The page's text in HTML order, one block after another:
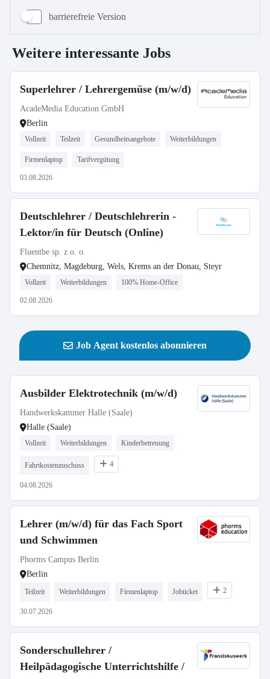
barrierefreie Version
Weitere interessante Jobs
Superlehrer / Lehrergemüse (m/w/d)
AcadeMedia Education GmbH
Berlin
Vollzeit Teilzeit Gesundheitsangebote Weiterbildungen
Firmenlaptop Tarifvergütung
03.08.2026
Deutschlehrer / Deutschlehrerin -
Lektor/in für Deutsch (Online)
Fluentbe sp. z o. o.
Chemnitz, Magdeburg, Wels, Krems an der Donau, Steyr
Vollzeit Weiterbildungen 100% Home-Office
02.08.2026
Job Agent kostenlos abonnieren
Ausbilder Elektrotechnik (m/w/d)
Handwerkskammer Halle (Saale)
Halle (Saale)
Vollzeit Weiterbildungen Kinderbetreuung
Fahrtkostenzuschuss 4
04.08.2026
Lehrer (m/w/d) für das Fach Sport
und Schwimmen
Phorms Campus Berlin
Berlin
Teilzeit Weiterbildungen Firmenlaptop Jobticket 2
30.07.2026
Sonderschullehrer /
Heilpädagogische Unterrichtshilfe /